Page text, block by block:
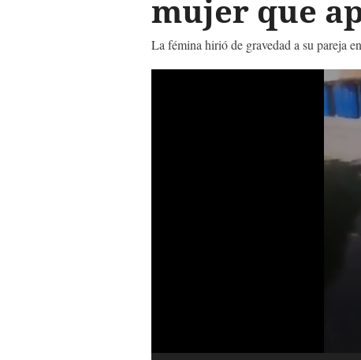
mujer que
La fémina hirió de gravedad a su pareja